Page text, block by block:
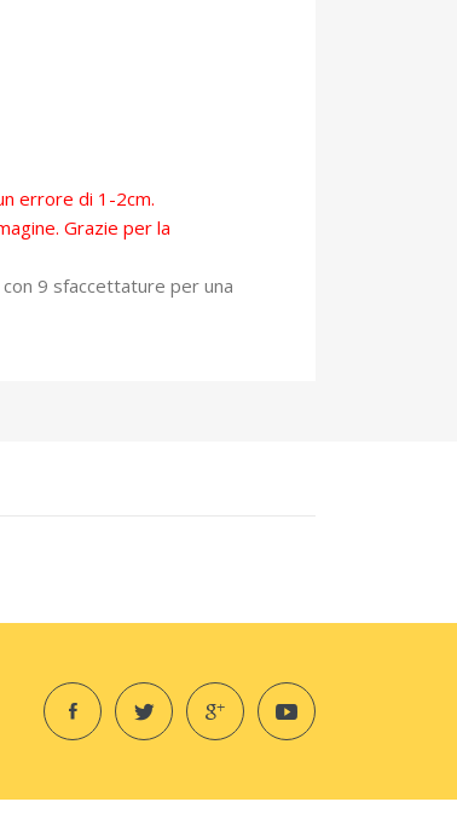
errore di 1-2cm.
Grazie per la
9 sfaccettature per una